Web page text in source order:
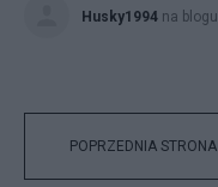
Husky1994 na blogu
POPRZEDNIA STRONA